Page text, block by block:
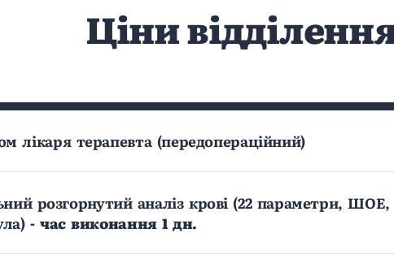
Ціни
лікаря терапевта (передопераційний)
розгорнутий аналіз крові (22 параметри, ШОЕ,
- час виконання 1 дн.